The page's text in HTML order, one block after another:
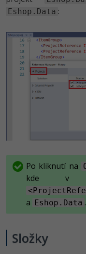
Eshop.Data :
Po kliknutí na
kde
a Eshop.Data .
Složky